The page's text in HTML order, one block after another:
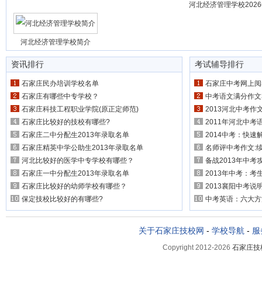
河北经济管理学校
河北经济管理学校简介
资讯排行
石家庄民办培训学校名单
石家庄有哪些中专学校？
石家庄科技工程职业学院(原正定师范)
石家庄比较好的技校有哪些?
石家庄二中分配生2013年录取名单
石家庄精英中学公助生2013年录取名单
河北比较好的医学中专学校有哪些？
石家庄一中分配生2013年录取名单
石家庄比较好的幼师学校有哪些？
保定技校比较好的有哪些?
考试辅导排行
石家庄中考网上
中考语文满分作
2013河北中考作
2011年河北中考
2014中考：快速
名师评中考作文:
备战2013年中考
2013年中考：考
2013襄阳中考说
中考英语：六大
关于石家庄技校网 - 学校导航 -
Copyright 2012-2026 石家庄技